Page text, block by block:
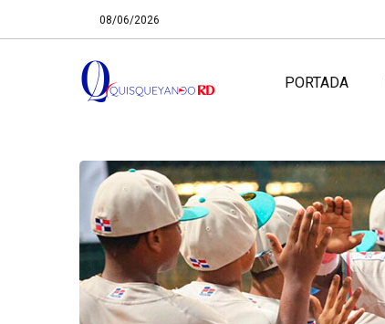
08/06/2026
PORTADA